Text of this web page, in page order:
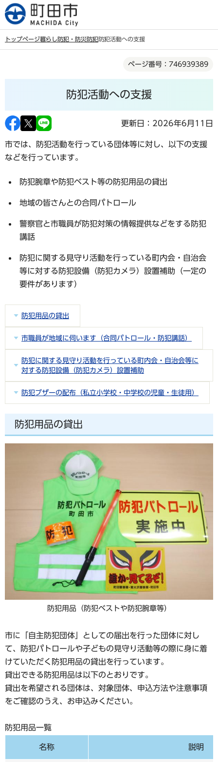
こ
の
す
トップページ暮らし 防犯・防災 防犯 防犯活動への支援
ら
ページ番号：746939389
防犯活動への支援
更新日：2026年6月11日
市では、防犯活動を行っている団体等に対し、以下の支援
などを行っています。
防犯腕章や防犯ベスト等の防犯用品の貸出
地域の皆さんとの合同パトロール
警察官と市職員が防犯対策の情報提供などをする防犯
講話
防犯に関する見守り活動を行っている町内会・自治会
等に対する防犯設備（防犯カメラ）設置補助（一定の
要件があります）
防犯用品の貸出
市職員が地域に伺います（合同パトロール・防犯講話）
防犯に関する見守り活動を行っている町内会・自治会等に
対する防犯設備（防犯カメラ）設置補助
防犯ブザーの配布（私立小学校・中学校の児童・生徒用）
防犯用品の貸出
防犯用品（防犯ベストや防犯腕章等）
市に「自主防犯団体」としての届出を行った団体に対し
て、防犯パトロールや子どもの見守り活動等の際に身に着
けていただく防犯用品の貸出を行っています。
貸出できる防犯用品は以下のとおりです。
貸出を希望される団体は、対象団体、申込方法や注意事項
をご確認のうえ、お申込みください。
防犯用品一覧
名称 説明